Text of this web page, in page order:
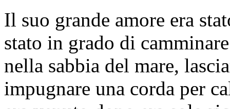
Il suo grande amore era
stato in grado di
nella sabbia del mare,
impugnare una corda per